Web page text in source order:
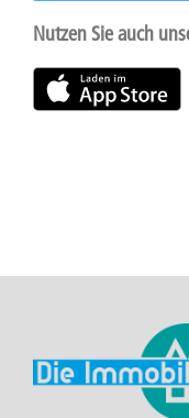
Nutzen Sie auch